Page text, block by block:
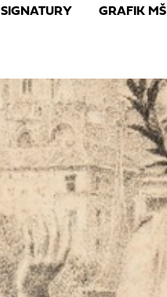
SIGNATURY GRAFIK MŠ